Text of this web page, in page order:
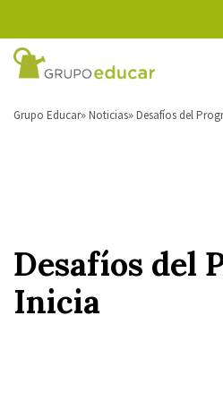
Grupo Educar Noticias Desafíos del
Desafíos del
Inicia